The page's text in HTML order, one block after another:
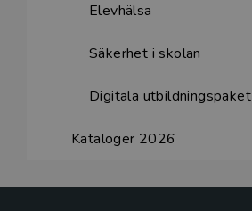
Elevhälsa
Säkerhet i skolan
Digitala utbildningspaket
Kataloger 2026